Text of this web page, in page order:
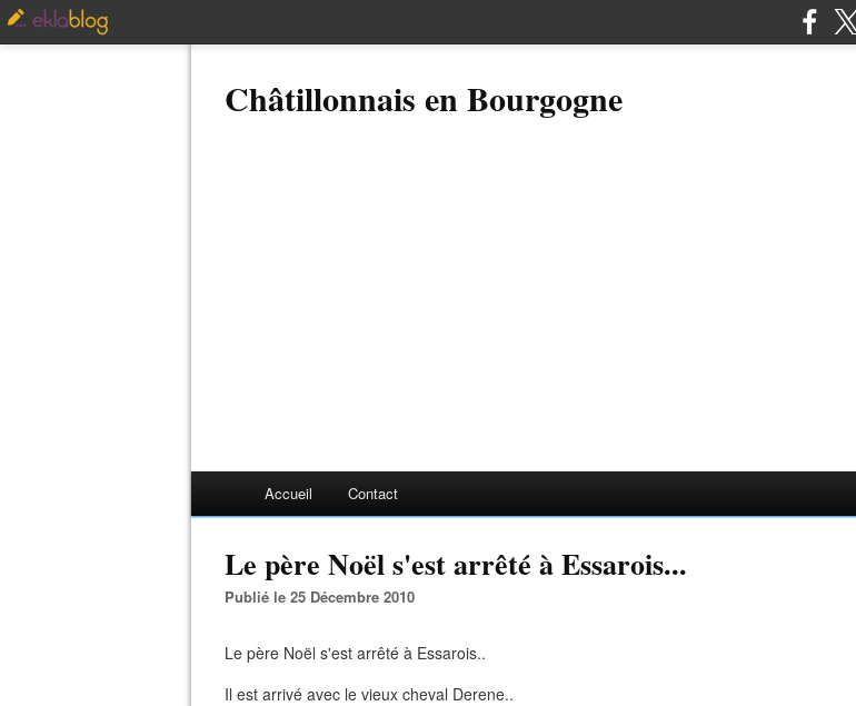
Châtillonnais en Bourgogne
Accueil Contact
Le père Noël s'est arrêté à Essarois...
Publié le 25 Décembre 2010
Le père Noël s'est arrêté à Essarois..
Il est arrivé avec le vieux cheval Derene..